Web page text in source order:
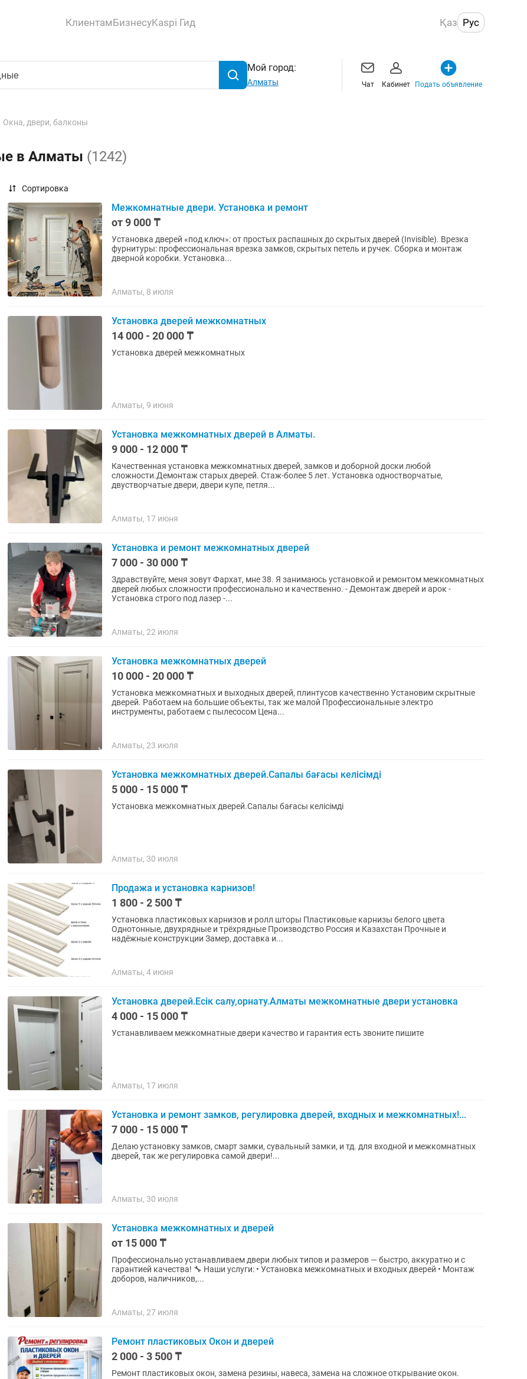
КлиентамБизнесуKaspi Гид Қаз Рус
Мой город:
Алматы Чат Кабинет Подать объявление
Окна, двери, балконы
в Алматы (1242)
Сортировка
Межкомнатные двери. Установка и ремонт
от 9 000 ₸
Установка дверей «под ключ»: от простых распашных до скрытых дверей (Invisible). Врезка
фурнитуры: профессиональная врезка замков, скрытых петель и ручек. Сборка и монтаж
дверной коробки. Установка...
Алматы, 8 июля
Установка дверей межкомнатных
14 000 - 20 000 ₸
Установка дверей межкомнатных
Алматы, 9 июня
Установка межкомнатных дверей в Алматы.
9 000 - 12 000 ₸
Качественная установка межкомнатных дверей, замков и доборной доски любой
сложности.Демонтаж старых дверей. Стаж-более 5 лет. Установка одностворчатые,
двустворчатые двери, двери купе, петля...
Алматы, 17 июня
Установка и ремонт межкомнатных дверей
7 000 - 30 000 ₸
Здравствуйте, меня зовут Фархат, мне 38. Я занимаюсь установкой и ремонтом межкомнатных
дверей любых сложности профессионально и качественно. - Демонтаж дверей и арок -
Установка строго под лазер -...
Алматы, 22 июля
Установка межкомнатных дверей
10 000 - 20 000 ₸
Установка межкомнатных и выходных дверей, плинтусов качественно Установим скрытные
дверей. Работаем на большие объекты, так же малой Профессиональные электро
инструменты, работаем с пылесосом Цена...
Алматы, 23 июля
Установка межкомнатных дверей.Сапалы бағасы келісімді
5 000 - 15 000 ₸
Установка межкомнатных дверей.Сапалы бағасы келісімді
Алматы, 30 июля
Продажа и установка карнизов!
1 800 - 2 500 ₸
Установка пластиковых карнизов и ролл шторы Пластиковые карнизы белого цвета
Однотонные, двухрядные и трёхрядные Производство Россия и Казахстан Прочные и
надёжные конструкции Замер, доставка и...
Алматы, 4 июня
Установка дверей.Есік салу,орнату.Алматы межкомнатные двери установка
4 000 - 15 000 ₸
Устанавливаем межкомнатные двери качество и гарантия есть звоните пишите
Алматы, 17 июля
Установка и ремонт замков, регулировка дверей, входных и межкомнатных!...
7 000 - 15 000 ₸
Делаю установку замков, смарт замки, сувальный замки, и тд. для входной и межкомнатных
дверей, так же регулировка самой двери!...
Алматы, 30 июля
Установка межкомнатных и дверей
от 15 000 ₸
Профессионально устанавливаем двери любых типов и размеров — быстро, аккуратно и с
гарантией качества! 🔧 Наши услуги: • Установка межкомнатных и входных дверей • Монтаж
доборов, наличников,...
Алматы, 27 июля
Ремонт пластиковых Окон и дверей
2 000 - 3 500 ₸
Ремонт пластиковых окон, замена резины, навеса, замена на сложное открывание окон.